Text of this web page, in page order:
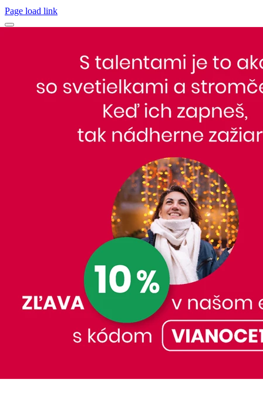
Page load link